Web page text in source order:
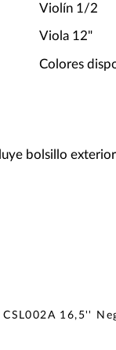
Violín 1/2
Viola 12"
Colores
bolsillo
CSL002A 16,5''